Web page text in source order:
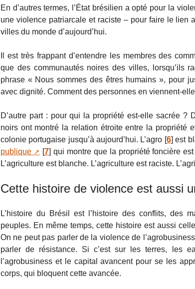
En d’autres termes, l’État brésilien a opté pour la
une violence patriarcale et raciste – pour faire le lien
villes du monde d’aujourd’hui.
Il est très frappant d’entendre les membres des
que des communautés noires des villes, lorsqu’ils
phrase « Nous sommes des êtres humains », pour
avec dignité. Comment des personnes en viennent-
D’autre part : pour qui la propriété est-elle sacrée ?
noirs ont montré la relation étroite entre la propriété
colonie portugaise jusqu’à aujourd’hui. L’agro [6] est
publique
[7] qui montre que la propriété foncière
L’agriculture est blanche. L’agriculture est raciste.
Cette histoire de violence est aussi
L’histoire du Brésil est l’histoire des conflits, des
peuples. En même temps, cette histoire est aussi
On ne peut pas parler de la violence de
parler de résistance. Si c’est sur les terres, les
l’agrobusiness et le capital avancent pour se les
corps, qui bloquent cette avancée.